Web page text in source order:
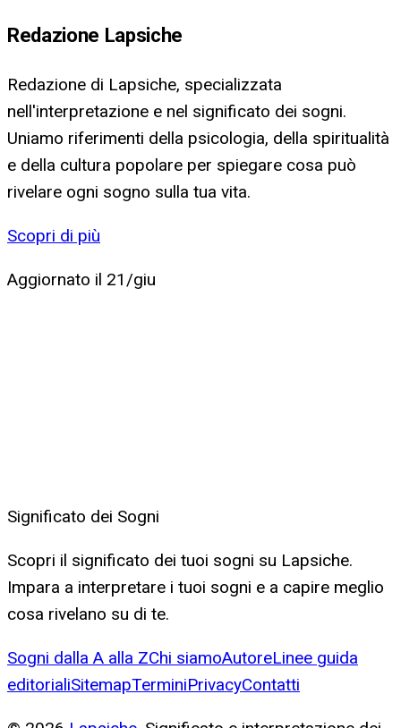
Redazione Lapsiche
Redazione di Lapsiche, specializzata
nell'interpretazione e nel significato dei sogni.
Uniamo riferimenti della psicologia, della spiritualità
e della cultura popolare per spiegare cosa può
rivelare ogni sogno sulla tua vita.
Scopri di più
Aggiornato il 21/giu
Significato dei Sogni
Scopri il significato dei tuoi sogni su Lapsiche.
Impara a interpretare i tuoi sogni e a capire meglio
cosa rivelano su di te.
Sogni dalla A alla ZChi siamoAutoreLinee guida
editorialiSitemapTerminiPrivacyContatti